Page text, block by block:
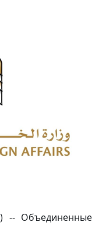
-- Объединенные